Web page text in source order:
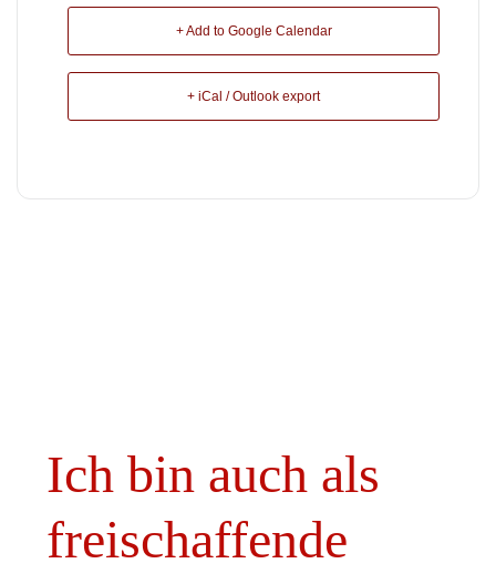
+ Add to Google Calendar
+ iCal / Outlook export
Ich bin auch als
freischaffende